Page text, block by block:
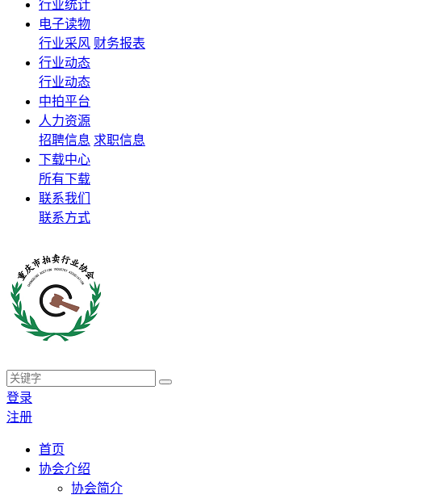
行业统计
电子读物
行业采风 财务报表
行业动态
行业动态
中拍平台
人力资源
招聘信息 求职信息
下载中心
所有下载
联系我们
联系方式
登录
注册
首页
协会介绍
协会简介